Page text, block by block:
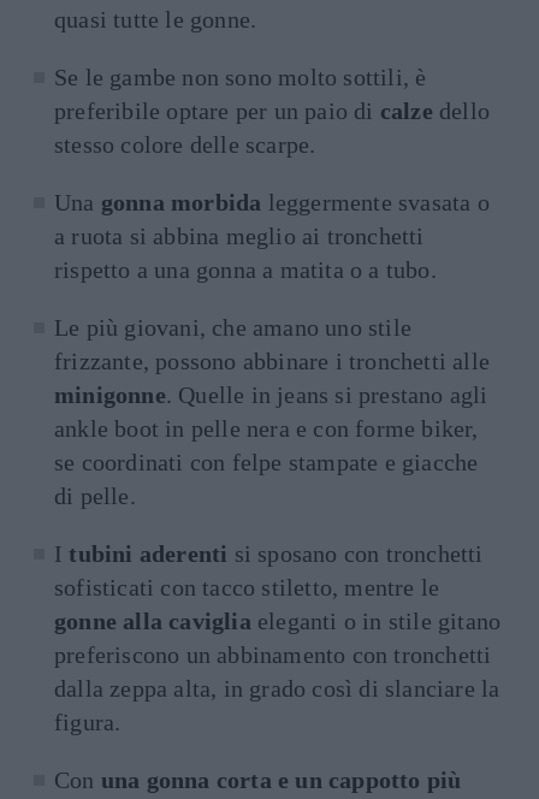
quasi tutte le gonne.
Se le gambe non sono molto sottili, è
preferibile optare per un paio di calze dello
stesso colore delle scarpe.
Una gonna morbida leggermente svasata o
a ruota si abbina meglio ai tronchetti
rispetto a una gonna a matita o a tubo.
Le più giovani, che amano uno stile
frizzante, possono abbinare i tronchetti alle
minigonne. Quelle in jeans si prestano agli
ankle boot in pelle nera e con forme biker,
se coordinati con felpe stampate e giacche
di pelle.
Itubini aderenti si sposano con tronchetti
sofisticati con tacco stiletto, mentre le
gonne alla caviglia eleganti o in stile gitano
preferiscono un abbinamento con tronchetti
dalla zeppa alta, in grado così di slanciare la
figura.
Con una gonna corta e un cappotto più